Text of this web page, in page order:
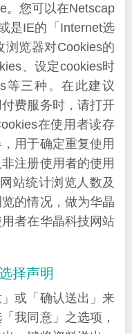
。您可以在Netscap
是IE的「Internet选
览器对Cookies的
、设定cookies时
等三种。在此建议
费服务时，请打开
在使用者读存
用于确定重复使用
注册使用者的使用
站统计浏览人数及
的情况，做为华晶
者在华晶科技网站
择声明
或「确认送出」来
我同意」之选项，